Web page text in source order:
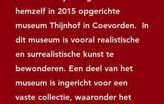
hemzelf in 2015 opgerichte
museum Thijnhof in Coevorden. In
dit museum is vooral realistische
en surrealistische kunst te
bewonderen. Een deel van het
museum is ingericht voor een
vaste collectie, waaronder het